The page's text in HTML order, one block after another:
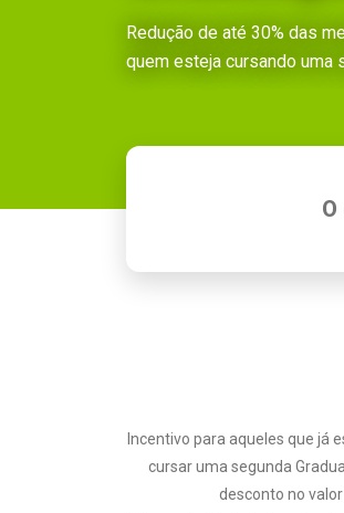
Redução de até 30% das
quem esteja cursando uma
Incentivo para aqueles que já
cursar uma segunda
desconto no